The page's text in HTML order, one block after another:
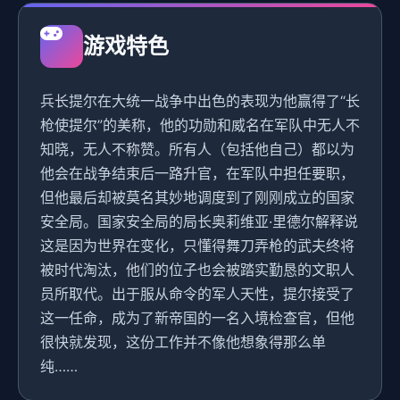
游戏特色
兵长提尔在大统一战争中出色的表现为他赢得了“长
枪使提尔”的美称，他的功勋和威名在军队中无人不
知晓，无人不称赞。所有人（包括他自己）都以为
他会在战争结束后一路升官，在军队中担任要职，
但他最后却被莫名其妙地调度到了刚刚成立的国家
安全局。国家安全局的局长奥莉维亚·里德尔解释说
这是因为世界在变化，只懂得舞刀弄枪的武夫终将
被时代淘汰，他们的位子也会被踏实勤恳的文职人
员所取代。出于服从命令的军人天性，提尔接受了
这一任命，成为了新帝国的一名入境检查官，但他
很快就发现，这份工作并不像他想象得那么单
纯……